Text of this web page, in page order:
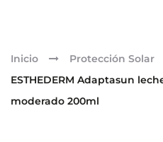
Inicio Protección Solar
ESTHEDERM Adaptasun
moderado 200ml